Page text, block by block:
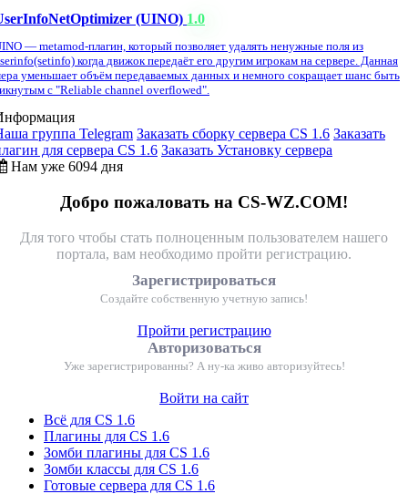
(UINO) 1.0
— metamod-плагин, который позволяет удалять ненужные поля из
когда движок передаёт его другим игрокам на сервере. Данная
уменьшает объём передаваемых данных и немного сокращает шанс быть
с "Reliable channel overflowed".
группа Telegram Заказать сборку сервера CS 1.6 Заказать
для сервера CS 1.6 Заказать Установку сервера
Нам уже 6094 дня
Добро пожаловать на CS-WZ.COM!
Для того чтобы стать полноценным пользователем нашего
портала, вам необходимо пройти регистрацию.
Зарегистрироваться
Создайте собственную учетную запись!
Пройти регистрацию
Авторизоваться
Уже зарегистрированны? А ну-ка живо авторизуйтесь!
Войти на сайт
Всё для CS 1.6
Плагины для CS 1.6
Зомби плагины для CS 1.6
Зомби классы для CS 1.6
Готовые сервера для CS 1.6